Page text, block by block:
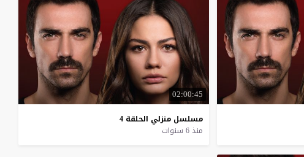
02:00:45
مسلسل منزلي الحلقة 4
منذ 6 سنوات